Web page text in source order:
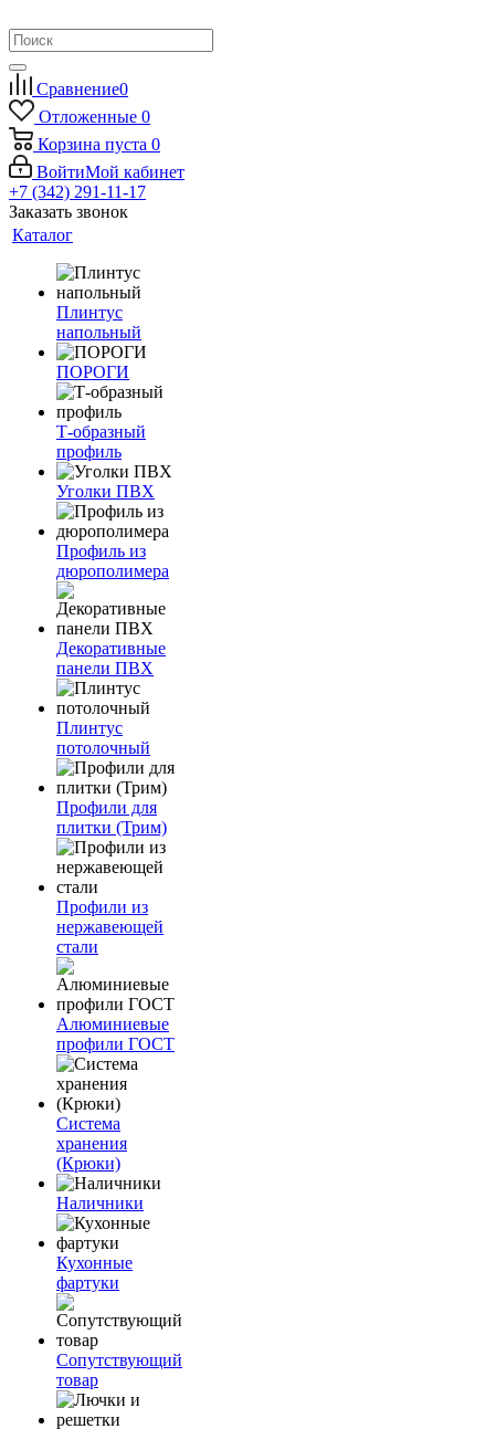
Сравнение0
Отложенные 0
Корзина пуста 0
ВойтиМой кабинет
+7 (342) 291-11-17
Заказать звонок
Каталог
Плинтус
напольный
ПОРОГИ
Т-образный
профиль
Уголки ПВХ
Профиль из
дюрополимера
Декоративные
панели ПВХ
Плинтус
потолочный
Профили для
плитки (Трим)
Профили из
нержавеющей
стали
Алюминиевые
профили ГОСТ
Система
хранения
(Крюки)
Наличники
Кухонные
фартуки
Сопутствующий
товар